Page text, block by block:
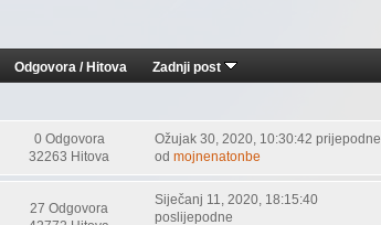
Odgovora/Hitova Zadnji post
0 Odgovora
32263 Hitova
Ožujak 30, 2020, 10:30:42 prijepodne
odmojnenatonbe
27 Odgovora
Siječanj 11, 2020, 18:15:40
poslijepodne